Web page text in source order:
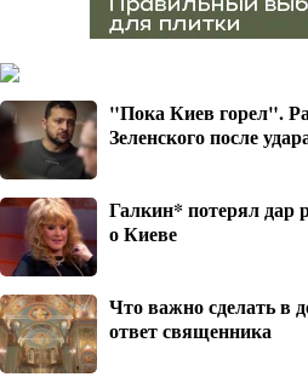
"Пока Киев горел".
Зеленского после
Галкин* потерял дар
о Киеве
Что важно сделать в
ответ священника